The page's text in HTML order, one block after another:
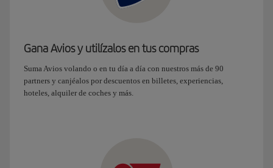
Gana Avios y utilízalos en tus compras
Suma Avios volando o en tu día a día con nuestros más de 90
partners y canjéalos por descuentos en billetes, experiencias,
hoteles, alquiler de coches y más.